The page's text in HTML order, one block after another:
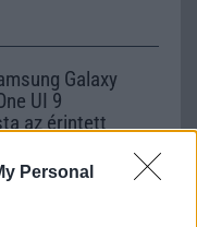
Personal
Galaxy
UI 9
az érintett